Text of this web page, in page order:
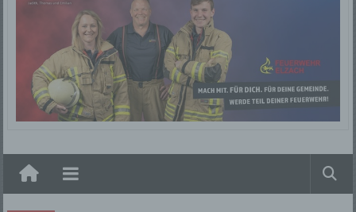
Offizielle
Freiwilligen
Feuerwehr
Elzach